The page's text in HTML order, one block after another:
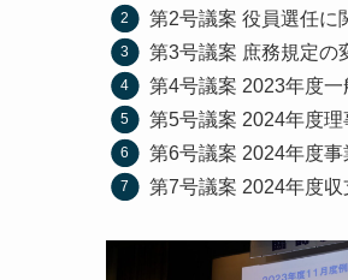
第2号議案 役員選任に
第3号議案 庶務規定の
第4号議案 2023年度
第5号議案 2024年度
第6号議案 2024年度
第7号議案 2024年度